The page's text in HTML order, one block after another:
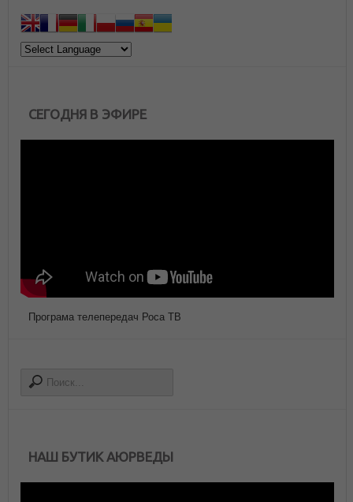
СЕГОДНЯ В ЭФИРЕ
Програма телепередач Роса ТВ
НАШ БУТИК АЮРВЕДЫ